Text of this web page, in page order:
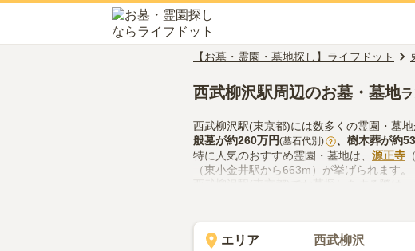
【お墓・霊園・墓地探し】ライフドット
西武柳沢駅周辺のお墓・墓地
西武柳沢駅(東京都)には数多くの霊園・墓
般墓が約260万円(墓石代別) ? 、 樹木葬が約
特に人気のおすすめ霊園・墓地は、 源正寺
（東小金井駅から663m）が挙げられます。
西武柳沢駅(東京都)でお墓探しをする際は
での供花やお線香の入手方法などを考慮し
エリア 西武柳沢